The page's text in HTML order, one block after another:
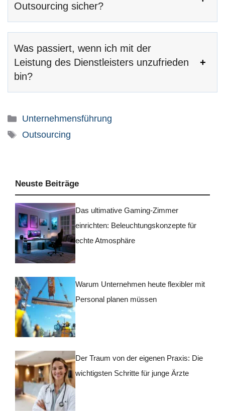
Outsourcing sicher?
Was passiert, wenn ich mit der
Leistung des Dienstleisters unzufrieden
bin?
Kategorien
Unternehmensführung
Schlagwörter
Outsourcing
Neuste Beiträge
Das ultimative Gaming-Zimmer
einrichten: Beleuchtungskonzepte für
echte Atmosphäre
Warum Unternehmen heute flexibler mit
Personal planen müssen
Der Traum von der eigenen Praxis: Die
wichtigsten Schritte für junge Ärzte